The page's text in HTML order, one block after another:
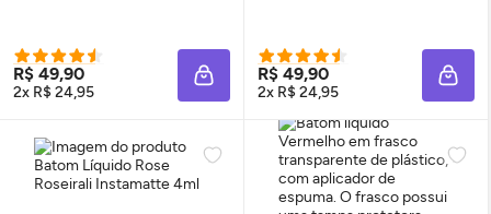
R$ 49,90
2x R$ 24,95 ADICIONAR À SACOLA
R$ 49,90
2x R$ 24,95